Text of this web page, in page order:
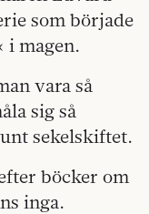
som började
i magen.
vara så
sig så
sekelskiftet.
böcker om
inga.